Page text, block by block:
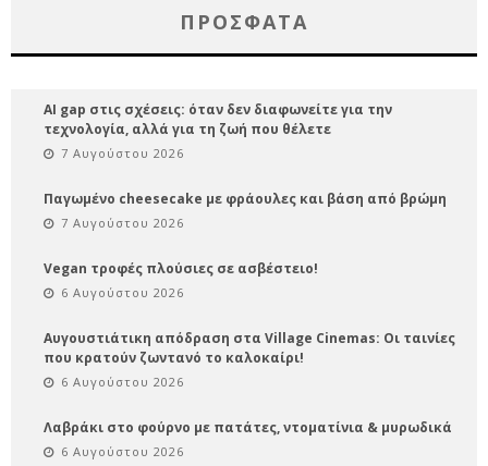
ΠΡΌΣΦΑΤΑ
AI gap στις σχέσεις: όταν δεν διαφωνείτε για την
τεχνολογία, αλλά για τη ζωή που θέλετε
7 Αυγούστου 2026
Παγωμένο cheesecake με φράουλες και βάση από βρώμη
7 Αυγούστου 2026
Vegan τροφές πλούσιες σε ασβέστειο!
6 Αυγούστου 2026
Αυγουστιάτικη απόδραση στα Village Cinemas: Οι ταινίες
που κρατούν ζωντανό το καλοκαίρι!
6 Αυγούστου 2026
Λαβράκι στο φούρνο με πατάτες, ντοματίνια & μυρωδικά
6 Αυγούστου 2026